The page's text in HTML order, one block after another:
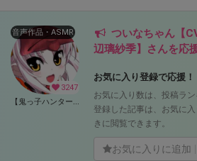
3247
音声作品・ASMR
【鬼っ子ハンターついなちゃん】（CV：門脇舞以）プロジェクト！ (ついなちゃん【CV：門脇舞以・原作：大辺璃紗季】)
ついなちゃん【
辺璃紗季】さんを応
お気に入り登録で応援！
お気に入り数は、投稿ラン
登録した記事は、お気に
きに閲覧できます。
お気に入りに追加